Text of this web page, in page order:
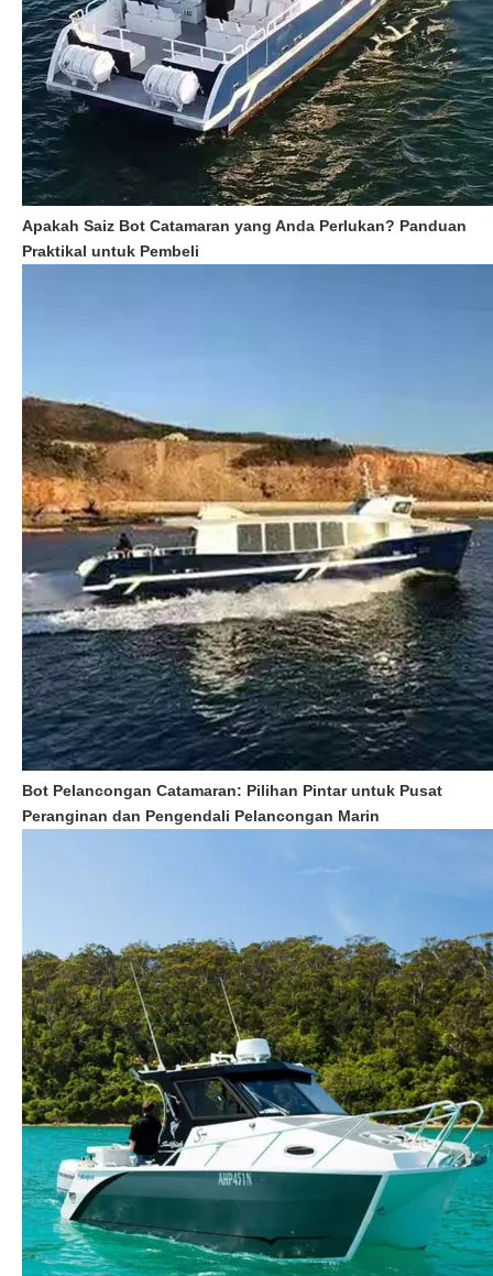
Apakah Saiz Bot Catamaran yang Anda Perlukan? Panduan
Praktikal untuk Pembeli
Bot Pelancongan Catamaran: Pilihan Pintar untuk Pusat
Peranginan dan Pengendali Pelancongan Marin